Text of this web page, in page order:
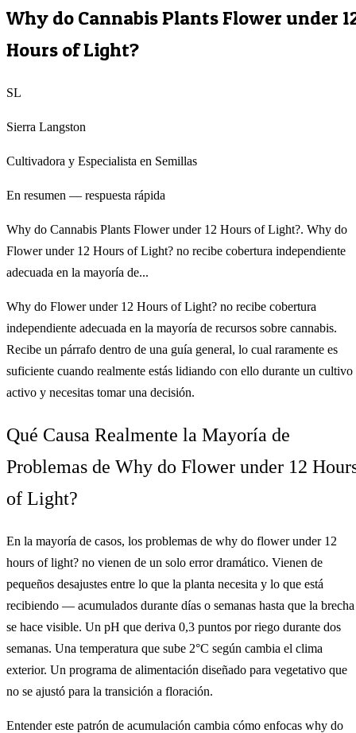
Why do Cannabis Plants Flower under
Hours of Light?
SL
Sierra Langston
Cultivadora y Especialista en Semillas
En resumen — respuesta rápida
Why do Cannabis Plants Flower under 12 Hours of Light?. Why do
Flower under 12 Hours of Light? no recibe cobertura independiente
adecuada en la mayoría de...
Why do Flower under 12 Hours of Light? no recibe cobertura
independiente adecuada en la mayoría de recursos sobre cannabis.
Recibe un párrafo dentro de una guía general, lo cual raramente es
suficiente cuando realmente estás lidiando con ello durante un cultivo
activo y necesitas tomar una decisión.
Qué Causa Realmente la Mayoría de
Problemas de Why do Flower under 12
of Light?
En la mayoría de casos, los problemas de why do flower under 12
hours of light? no vienen de un solo error dramático. Vienen de
pequeños desajustes entre lo que la planta necesita y lo que está
recibiendo — acumulados durante días o semanas hasta que la brecha
se hace visible. Un pH que deriva 0,3 puntos por riego durante dos
semanas. Una temperatura que sube 2°C según cambia el clima
exterior. Un programa de alimentación diseñado para vegetativo que
no se ajustó para la transición a floración.
Entender este patrón de acumulación cambia cómo enfocas why do